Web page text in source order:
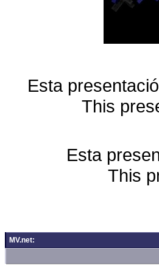
Esta
This
Esta
This
MV.net: